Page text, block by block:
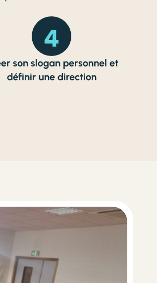
4
son slogan personnel et
définir une direction